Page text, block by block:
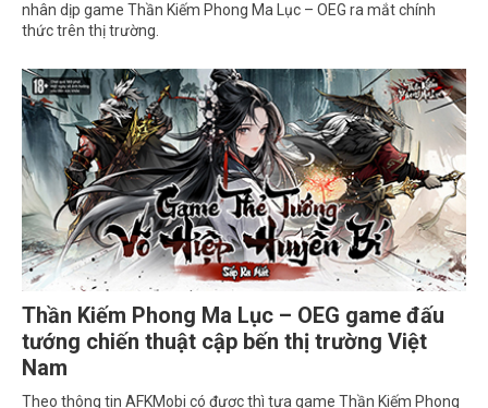
nhân dịp game Thần Kiếm Phong Ma Lục – OEG ra mắt chính
thức trên thị trường.
Thần Kiếm Phong Ma Lục – OEG game đấu
tướng chiến thuật cập bến thị trường Việt
Nam
Theo thông tin AFKMobi có được thì tựa game Thần Kiếm Phong